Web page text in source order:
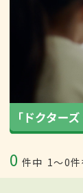
0 件中 1〜0